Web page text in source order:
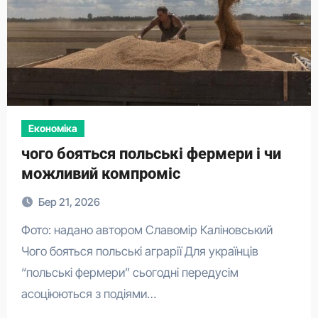
Економіка
чого бояться польські фермери і чи
можливий компроміс
Бер 21, 2026
Фото: надано автором Славомір Каліновський
Чого бояться польські аграрії Для українців
“польські фермери” сьогодні передусім
асоціюються з подіями…